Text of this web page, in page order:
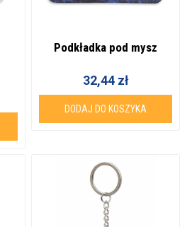
Podkładka pod mysz
32,44 zł
DODAJ DO KOSZYKA